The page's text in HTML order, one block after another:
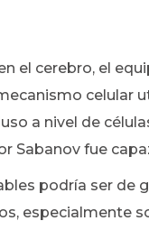
el cerebro, el
celular
a nivel de
Sabanov fue
podría ser de
especialmente